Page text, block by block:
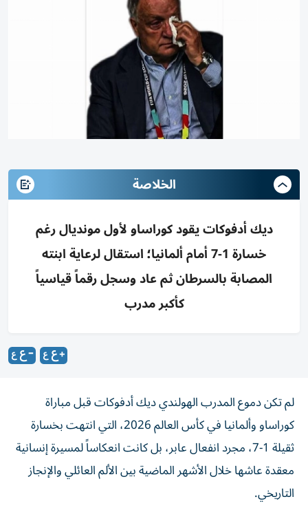
الخلاصة
ديك أدفوكات يقود كوراساو لأول مونديال رغم
خسارة 1-7 أمام ألمانيا؛ استقال لرعاية ابنته
المصابة بالسرطان ثم عاد وسجل رقماً قياسياً
كأكبر مدرب
لم تكن دموع المدرب الهولندي ديك أدفوكات قبل مباراة
كوراساو وألمانيا في كأس العالم 2026، التي انتهت بخسارة
ثقيلة 1-7، مجرد انفعال عابر، بل كانت انعكاساً لمسيرة إنسانية
معقدة عاشها خلال الأشهر الماضية بين الألم العائلي والإنجاز
التاريخي.